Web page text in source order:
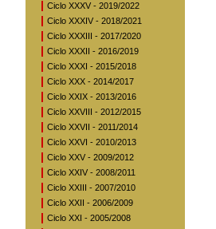
Ciclo XXXV - 2019/2022
Ciclo XXXIV - 2018/2021
Ciclo XXXIII - 2017/2020
Ciclo XXXII - 2016/2019
Ciclo XXXI - 2015/2018
Ciclo XXX - 2014/2017
Ciclo XXIX - 2013/2016
Ciclo XXVIII - 2012/2015
Ciclo XXVII - 2011/2014
Ciclo XXVI - 2010/2013
Ciclo XXV - 2009/2012
Ciclo XXIV - 2008/2011
Ciclo XXIII - 2007/2010
Ciclo XXII - 2006/2009
Ciclo XXI - 2005/2008